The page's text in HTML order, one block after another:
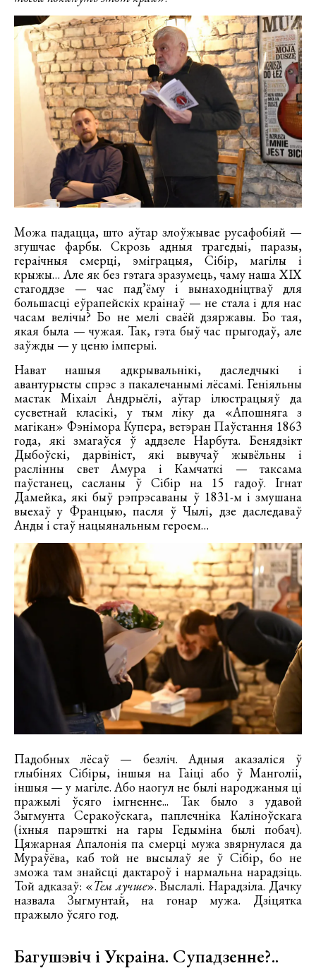
Можа падацца, што аўтар злоўжывае русафобіяй —
згушчае фарбы. Скрозь адныя трагедыі, паразы,
гераічныя смерці, эміграцыя, Сібір, магілы і
крыжы… Але як без гэтага зразумець, чаму наша ХІХ
стагоддзе — час пад’ёму і вынаходніцтваў для
большасці еўрапейскіх краінаў — не стала і для нас
часам велічы? Бо не мелі сваёй дзяржавы. Бо тая,
якая была — чужая. Так, гэта быў час прыгодаў, але
заўжды — у ценю імперыі.
Нават нашыя адкрывальнікі, даследчыкі і
авантурысты спрэс з пакалечанымі лёсамі. Геніяльны
мастак Міхаіл Андрыёлі, аўтар ілюстрацыяў да
сусветнай класікі, у тым ліку да «Апошняга з
магікан» Фэнімора Купера, ветэран Паўстання 1863
года, які змагаўся ў аддзеле Нарбута. Бенядзікт
Дыбоўскі, дарвініст, які вывучаў жывёльны і
раслінны свет Амура і Камчаткі — таксама
паўстанец, сасланы ў Сібір на 15 гадоў. Ігнат
Дамейка, які быў рэпрэсаваны ў 1831-м і змушана
выехаў у Францыю, пасля ў Чылі, дзе даследаваў
Анды і стаў нацыянальным героем…
Падобных лёсаў — безліч. Адныя аказаліся ў
глыбінях Сібіры, іншыя на Гаіці або ў Манголіі,
іншыя — у магіле. Або наогул не былі народжаныя ці
пражылі ўсяго імгненне... Так было з удавой
Зыгмунта Серакоўскага, паплечніка Каліноўскага
(іхныя парэшткі на гары Гедыміна былі побач).
Цяжарная Апалонія па смерці мужа звярнулася да
Мураўёва, каб той не высылаў яе ў Сібір, бо не
зможа там знайсці дактароў і нармальна нарадзіць.
Той адказаў: «Тем лучше». Выслалі. Нарадзіла. Дачку
назвала Зыгмунтай, на гонар мужа. Дзіцятка
пражыло ўсяго год.
Багушэвіч і Украіна. Супадзенне?..